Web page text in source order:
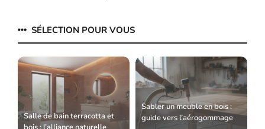
SÉLECTION POUR VOUS
Salle de bain terracotta et
Sabler un meuble en bois :
guide vers l’aérogommage